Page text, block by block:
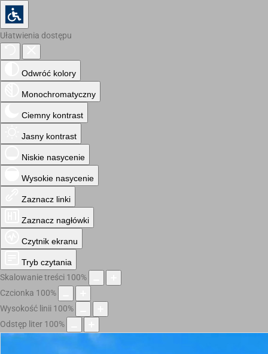
Ułatwienia dostępu
Odwróć kolory
Monochromatyczny
Ciemny kontrast
Jasny kontrast
Niskie nasycenie
Wysokie nasycenie
Zaznacz linki
Zaznacz nagłówki
Czytnik ekranu
Tryb czytania
Skalowanie treści 100%
Czcionka 100%
Wysokość linii 100%
Odstęp liter 100%